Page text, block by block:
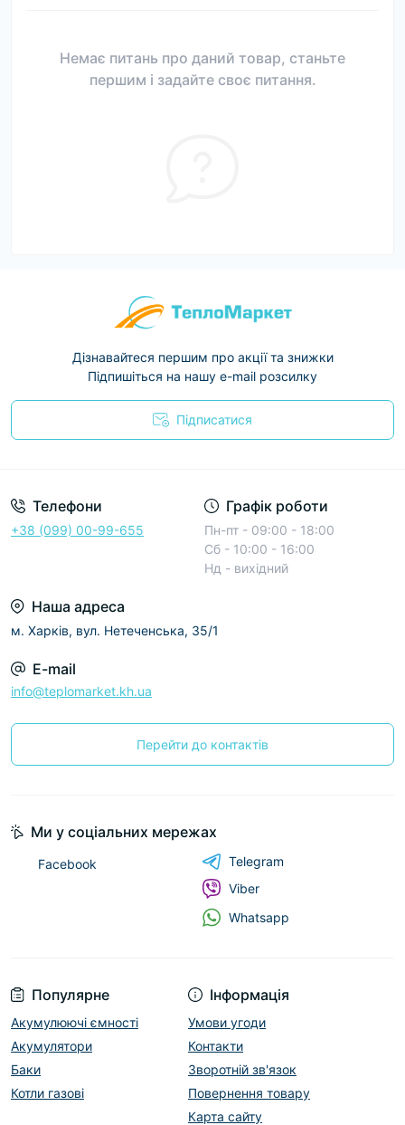
Немає питань про даний товар, станьте
першим і задайте своє питання.
Дізнавайтеся першим про акції та знижки
Підпишіться на нашу e-mail розсилку
Підписатися
Телефони
+38 (099) 00-99-655
Графік роботи
Пн-пт - 09:00 - 18:00
Сб - 10:00 - 16:00
Нд - вихідний
Наша адреса
м. Харків, вул. Нетеченська, 35/1
E-mail
info@teplomarket.kh.ua
Перейти до контактів
Популярне
Акумулюючі ємності
Акумулятори
Баки
Котли газові
Інформація
Умови угоди
Контакти
Зворотній зв'язок
Повернення товару
Карта сайту
Ми у соціальних мережах
Facebook
Telegram
Viber
Whatsapp